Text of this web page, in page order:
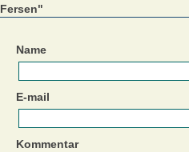
Fersen"
Name
E-mail
Kommentar